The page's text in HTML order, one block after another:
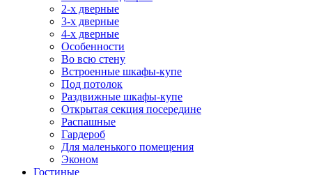
2-х дверные
3-х дверные
4-х дверные
Особенности
Во всю стену
Встроенные шкафы-купе
Под потолок
Раздвижные шкафы-купе
Открытая секция посередине
Распашные
Гардероб
Для маленького помещения
Эконом
Гостиные